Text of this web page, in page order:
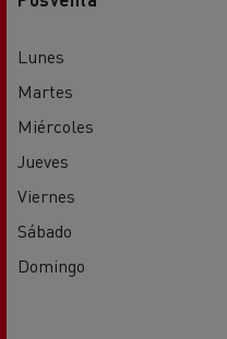
Lunes
Martes
Miércoles
Jueves
Viernes
Sábado
Domingo